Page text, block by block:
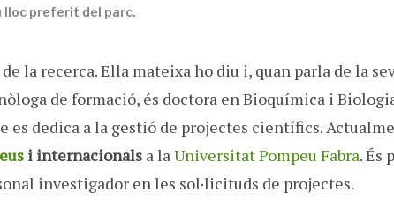
lloc preferit del parc.
la recerca. Ella mateixa ho diu i, quan parla de la
de formació, és doctora en Bioquímica i
es dedica a la gestió de projectes científics.
i internacionals a laUniversitat Pompeu Fabra. És
investigador en les sol·licituds de projectes.